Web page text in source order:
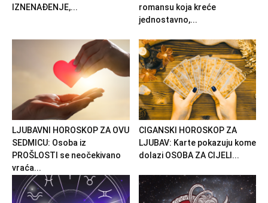
IZNENAĐENJE,...
romansu koja kreće
jednostavno,...
LJUBAVNI HOROSKOP ZA OVU
SEDMICU: Osoba iz
PROŠLOSTI se neočekivano
vraća...
CIGANSKI HOROSKOP ZA
LJUBAV: Karte pokazuju kome
dolazi OSOBA ZA CIJELI...